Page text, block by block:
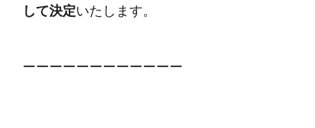
して決定いたします。
ーーーーーーーーーーーー